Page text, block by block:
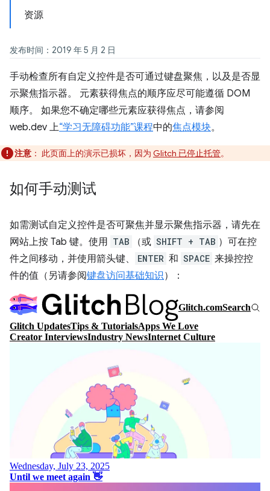
资源
发布时间：2019 年 5 月 2 日
手动检查所有自定义控件是否可通过键盘聚焦，以及是否显
示聚焦指示器。 元素获得焦点的顺序应尽可能遵循 DOM
顺序。 如果您不确定哪些元素应获得焦点，请参阅
web.dev 上“学习无障碍功能”课程中的焦点模块。
注意 ： 此页面上的演示已损坏，因为 Glitch 已停止托管。
如何手动测试
如需测试自定义控件是否可聚焦并显示聚焦指示器，请先在
网站上按 Tab 键。使用 TAB （或 SHIFT + TAB ）可在控
件之间移动，并使用箭头键、
ENTER 和 SPACE 来操控控
件的值（另请参阅键盘访问基础知识）：